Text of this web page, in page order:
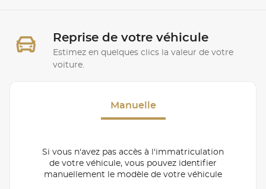
Reprise de votre véhicule
Estimez en quelques clics la valeur de votre
voiture.
Manuelle
Si vous n'avez pas accès à l'immatriculation
de votre véhicule, vous pouvez identifier
manuellement le modèle de votre véhicule